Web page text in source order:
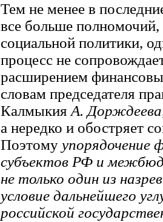
Тем не менее в
все больше
социальной политики,
процесс не
расширением
словам председателя
Калмыкия А. Дорждеева
а нередко и обостряет
Поэтому упорядочение
субъектов РФ и
не только один из
условие дальнейшего
российской